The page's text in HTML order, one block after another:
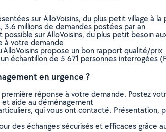
sur AlloVoisins, du plus petit village à
millions de demandes postées par an
sur AlloVoisins, du plus petit besoin
à votre demande
propose un bon rapport qualité/prix
échantillon de 5 671 personnes interrogées
en urgence ?
réponse à votre demande. Postez
aide au déménagement
qui vous ont contacté.
des échanges sécurisés et efficaces grâce